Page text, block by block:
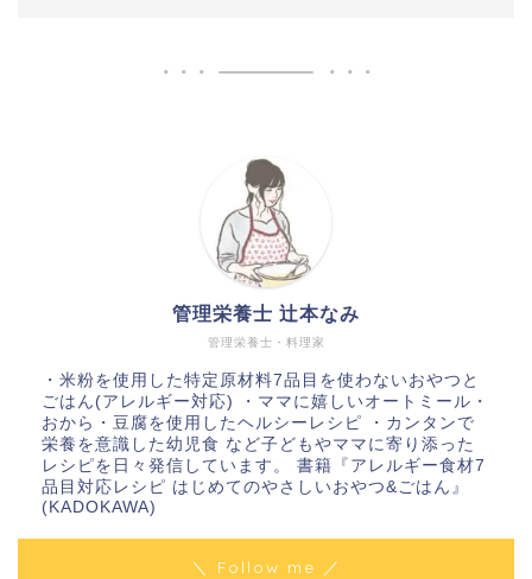
管理栄養士・料理家
管理栄養士 辻本なみ
・米粉を使用した特定原材料7品目を使わないおやつと
ごはん(アレルギー対応) ・ママに嬉しいオートミール・
おから・豆腐を使用したヘルシーレシピ ・カンタンで
栄養を意識した幼児食 など子どもやママに寄り添った
レシピを日々発信しています。 書籍『アレルギー食材7
品目対応レシピ はじめてのやさしいおやつ&ごはん』
(KADOKAWA)
＼ Follow me ／